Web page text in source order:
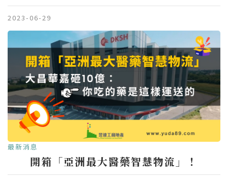
2023-06-29
最新消息
開箱「亞洲最大醫藥智慧物流」！